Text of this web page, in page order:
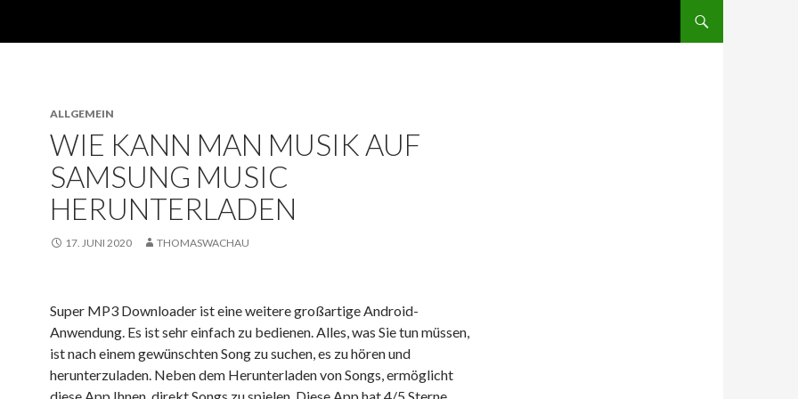
ALLGEMEIN
WIE KANN MAN MUSIK AUF
SAMSUNG MUSIC
HERUNTERLADEN
17. JUNI 2020 THOMASWACHAU
Super MP3 Downloader ist eine weitere großartige Android-
Anwendung. Es ist sehr einfach zu bedienen. Alles, was Sie tun müssen,
ist nach einem gewünschten Song zu suchen, es zu hören und
herunterzuladen. Neben dem Herunterladen von Songs, ermöglicht